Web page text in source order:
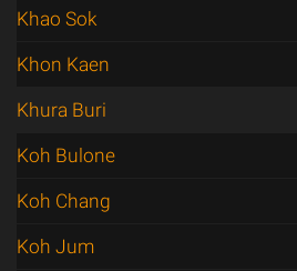
Khao Sok
Khon Kaen
Khura Buri
Koh Bulone
Koh Chang
Koh Jum